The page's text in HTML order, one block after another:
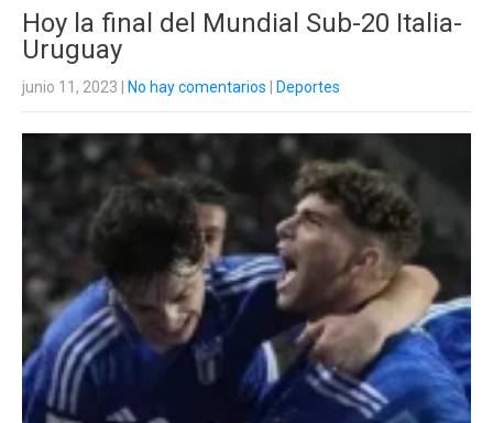
Hoy la final del Mundial Sub-20 Italia-
Uruguay
junio 11, 2023 No hay comentarios Deportes